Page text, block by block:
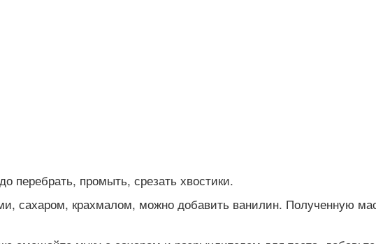
перебрать, промыть, срезать хвостики.
сахаром, крахмалом, можно добавить ванилин. Полученную